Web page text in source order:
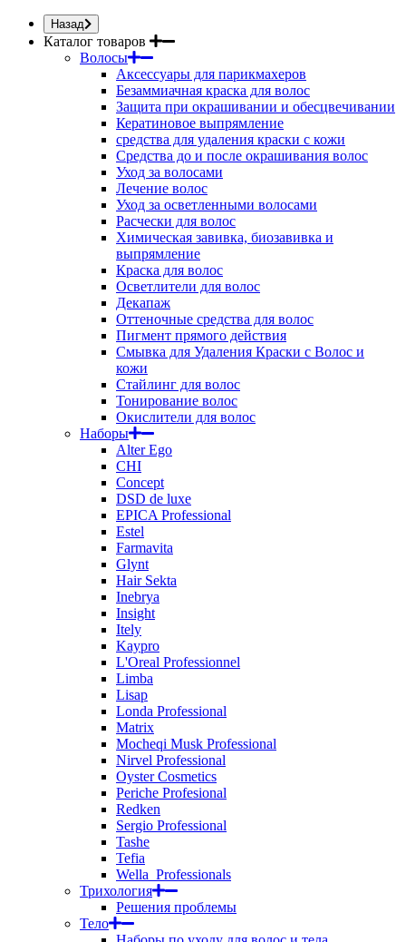
Назад
Каталог товаров
Волосы
Аксессуары для парикмахеров
Безаммиачная краска для волос
Защита при окрашивании и обесцвечивании
Кератиновое выпрямление
средства для удаления краски с кожи
Средства до и после окрашивания волос
Уход за волосами
Лечение волос
Уход за осветленными волосами
Расчески для волос
Химическая завивка, биозавивка и
выпрямление
Краска для волос
Осветлители для волос
Декапаж
Оттеночные средства для волос
Пигмент прямого действия
Смывка для Удаления Краски с Волос и
кожи
Стайлинг для волос
Тонирование волос
Окислители для волос
Наборы
Alter Ego
CHI
Concept
DSD de luxe
EPICA Professional
Estel
Farmavita
Glynt
Hair Sekta
Inebrya
Insight
Itely
Kaypro
L'Oreal Professionnel
Limba
Lisap
Londa Professional
Matrix
Mocheqi Musk Professional
Nirvel Professional
Oyster Cosmetics
Periche Profesional
Redken
Sergio Professional
Tashe
Tefia
Wella_Professionals
Трихология
Решения проблемы
Тело